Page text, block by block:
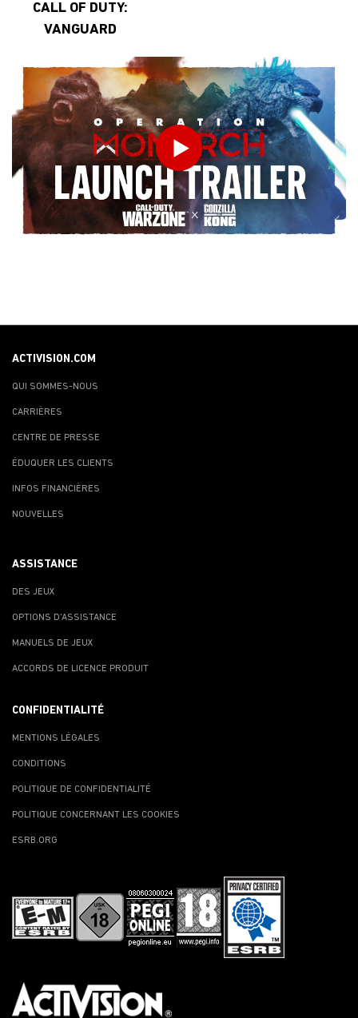
CALL OF DUTY:
VANGUARD
INDIQUEZ VOTRE DATE DE NAISSANCE
ENVOYER
Play
ACTIVISION.COM
QUI SOMMES-NOUS
CARRIÈRES
CENTRE DE PRESSE
ÉDUQUER LES CLIENTS
INFOS FINANCIÈRES
NOUVELLES
ASSISTANCE
DES JEUX
OPTIONS D'ASSISTANCE
MANUELS DE JEUX
ACCORDS DE LICENCE PRODUIT
CONFIDENTIALITÉ
MENTIONS LÉGALES
CONDITIONS
POLITIQUE DE CONFIDENTIALITÉ
POLITIQUE CONCERNANT LES COOKIES
ESRB.ORG